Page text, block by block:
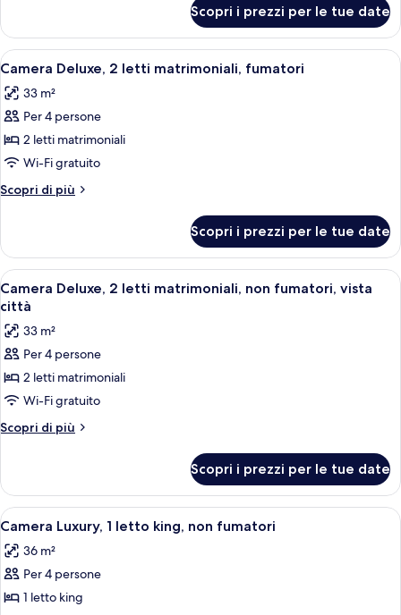
queen,
non
fumatori
Deluxe,
letti
non
fumatori
Scopri i prezzi per le tue date
Apri
tutte
le
foto
per
Camera
Deluxe,
2
matrimoniali,
fumatori
Camera d'albergo con due letti, una
8
Camera Deluxe, 2 letti matrimoniali, fumatori
33 m²
Per 4 persone
2 letti matrimoniali
Wi-Fi gratuito
Scopri di più
Altri
Deluxe,
letti
matrimoniali,
Scopri i prezzi per le tue date
Apri
tutte
le
foto
per
Camera
Deluxe,
2
non
fumatori,
vista
città
Camera d'albergo con un letto
7
Camera Deluxe, 2 letti matrimoniali, non fumatori, vista
città
33 m²
Per 4 persone
2 letti matrimoniali
Wi-Fi gratuito
Scopri di più
Altri
Deluxe,
letti
non
fumatori,
città
Scopri i prezzi per le tue date
Apri
tutte
le
foto
per
Una camera d'albergo con un letto,
6
Camera Luxury, 1 letto king, non fumatori
36 m²
Per 4 persone
1 letto king